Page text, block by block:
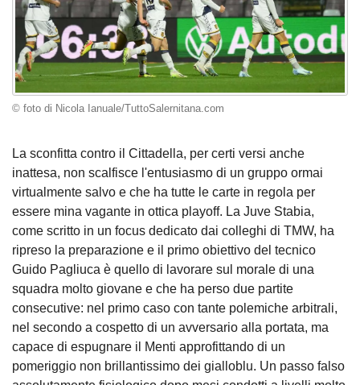
© foto di Nicola Ianuale/TuttoSalernitana.com
La sconfitta contro il Cittadella, per certi versi anche
inattesa, non scalfisce l'entusiasmo di un gruppo ormai
virtualmente salvo e che ha tutte le carte in regola per
essere mina vagante in ottica playoff. La Juve Stabia,
come scritto in un focus dedicato dai colleghi di TMW, ha
ripreso la preparazione e il primo obiettivo del tecnico
Guido Pagliuca è quello di lavorare sul morale di una
squadra molto giovane e che ha perso due partite
consecutive: nel primo caso con tante polemiche arbitrali,
nel secondo a cospetto di un avversario alla portata, ma
capace di espugnare il Menti approfittando di un
pomeriggio non brillantissimo dei gialloblu. Un passo falso